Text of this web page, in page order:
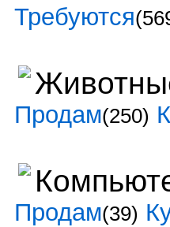
Требуются
Продам(250)
Продам(39)